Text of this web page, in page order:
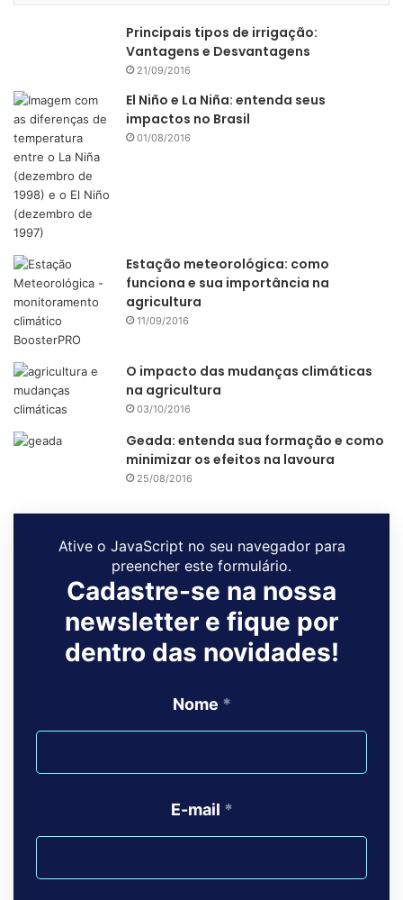
Principais tipos de irrigação:
Vantagens e Desvantagens
21/09/2016
El Niño e La Niña: entenda seus
impactos no Brasil
01/08/2016
Estação meteorológica: como
funciona e sua importância na
agricultura
11/09/2016
O impacto das mudanças climáticas
na agricultura
03/10/2016
Geada: entenda sua formação e como
minimizar os efeitos na lavoura
25/08/2016
Ative o JavaScript no seu navegador para
preencher este formulário.
Cadastre-se na nossa
newsletter e fique por
dentro das novidades!
Nome *
E-mail *